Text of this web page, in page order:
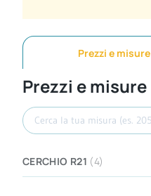
Prezzi e misure
Prezzi e misure
Cerca misura
CERCHIO R21 (4)